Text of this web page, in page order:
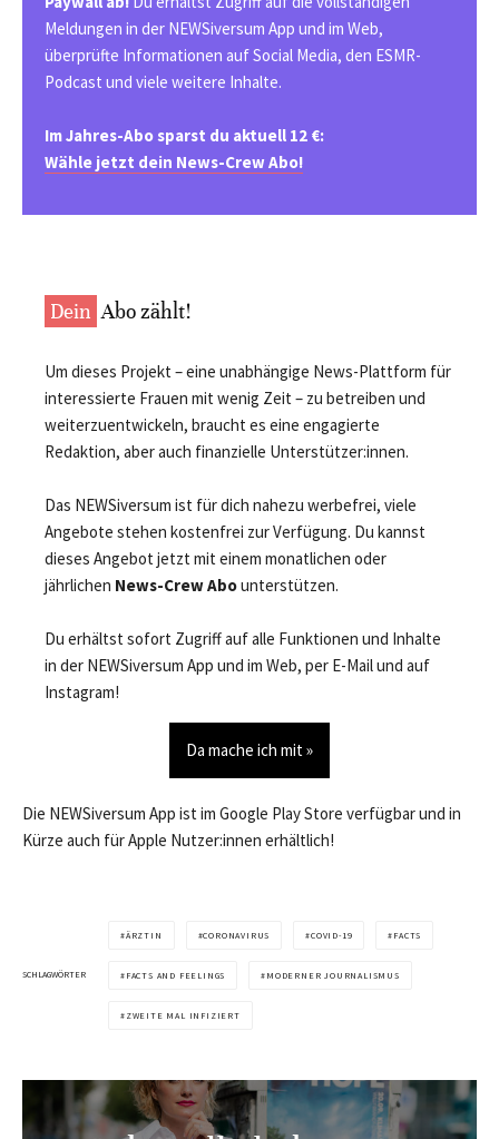
Meldungen in der NEWSiversum App und im Web,
überprüfte Informationen auf Social Media, den ESMR-
Podcast und viele weitere Inhalte.
Im Jahres-Abo sparst du aktuell 12 €:
Wähle jetzt dein News-Crew Abo!
Dein Abo zählt!
Um dieses Projekt – eine unabhängige News-Plattform für
interessierte Frauen mit wenig Zeit – zu betreiben und
weiterzuentwickeln, braucht es eine engagierte
Redaktion, aber auch finanzielle Unterstützer:innen.
Das NEWSiversum ist für dich nahezu werbefrei, viele
Angebote stehen kostenfrei zur Verfügung. Du kannst
dieses Angebot jetzt mit einem monatlichen oder
jährlichen News-Crew Abounterstützen.
Du erhältst sofort Zugriff auf alle Funktionen und Inhalte
in der NEWSiversum App und im Web, per E-Mail und auf
Instagram!
Da mache ich mit »
Die NEWSiversum App ist im Google Play Store verfügbar und in
Kürze auch für Apple Nutzer:innen erhältlich!
SCHLAGWÖRTER
ÄRZTIN CORONAVIRUS COVID-19 FACTS
FACTS AND FEELINGS MODERNER JOURNALISMUS
ZWEITE MAL INFIZIERT